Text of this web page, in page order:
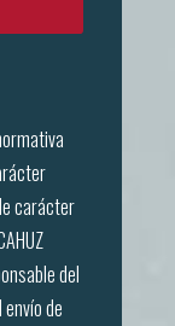
carácter
del
de